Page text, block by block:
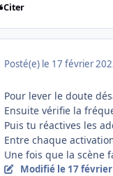
Citer
Posté(e) le 17 février
Pour lever le doute
Ensuite vérifie la
Puis tu réactives les
Entre chaque
Une fois que la scène
Modifié le 17